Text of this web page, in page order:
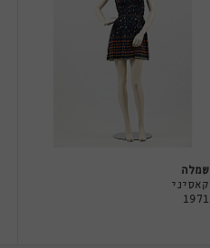
שמלה
קאסיני
1971